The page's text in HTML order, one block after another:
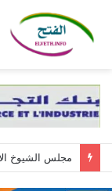
مجلس الشيوخ